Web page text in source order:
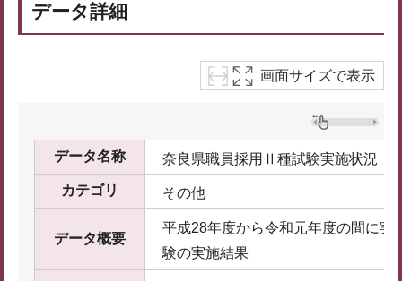
データ詳細
画面サイズで表示
データ名称 奈良県職員採用Ⅱ種試験実施状況
カテゴリ その他
データ概要
平成28年度から令和元年度の間に
験の実施結果